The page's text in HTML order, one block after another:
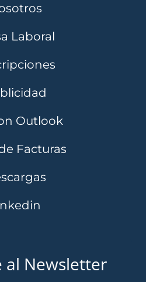
Laboral
Outlook
Facturas
al Newsletter